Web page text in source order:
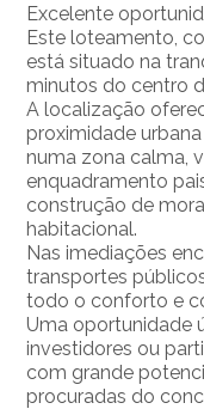
Excelente
Este loteamento,
está situado na
minutos do centro
A localização
proximidade
numa zona calma,
enquadramento
construção de
habitacional.
Nas imediações
transportes
todo o conforto e
Uma oportunidade
investidores ou
com grande
procuradas do